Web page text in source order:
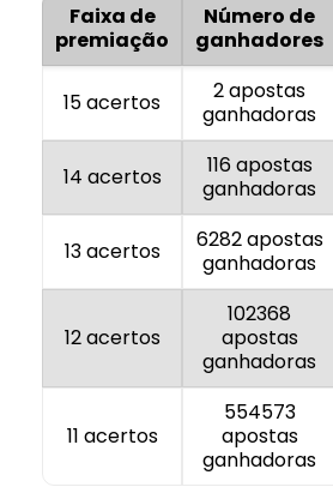
Faixa de
premiação
Número de
ganhadores
15 acertos
2 apostas
ganhadoras
14 acertos
116 apostas
ganhadoras
13 acertos
6282 apostas
ganhadoras
12 acertos
102368
apostas
ganhadoras
11 acertos
554573
apostas
ganhadoras